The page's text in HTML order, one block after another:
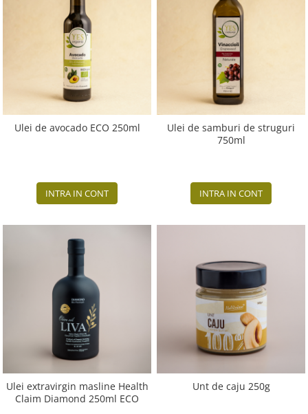
Ulei de avocado ECO 250ml
INTRA IN CONT
Ulei de samburi de struguri
750ml
INTRA IN CONT
Ulei extravirgin masline Health
Claim Diamond 250ml ECO
Unt de caju 250g